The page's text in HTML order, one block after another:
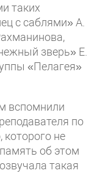
таких
с саблями» А.
зверь» Е.
«Пелагея»
вспомнили
по
которого не
об этом
такая